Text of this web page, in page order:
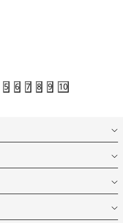
5 6 7 8 9 10